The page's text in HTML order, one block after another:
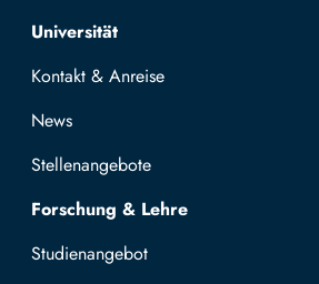
Top navigation
Universität
Kontakt & Anreise
News
Stellenangebote
Forschung & Lehre
Studienangebot